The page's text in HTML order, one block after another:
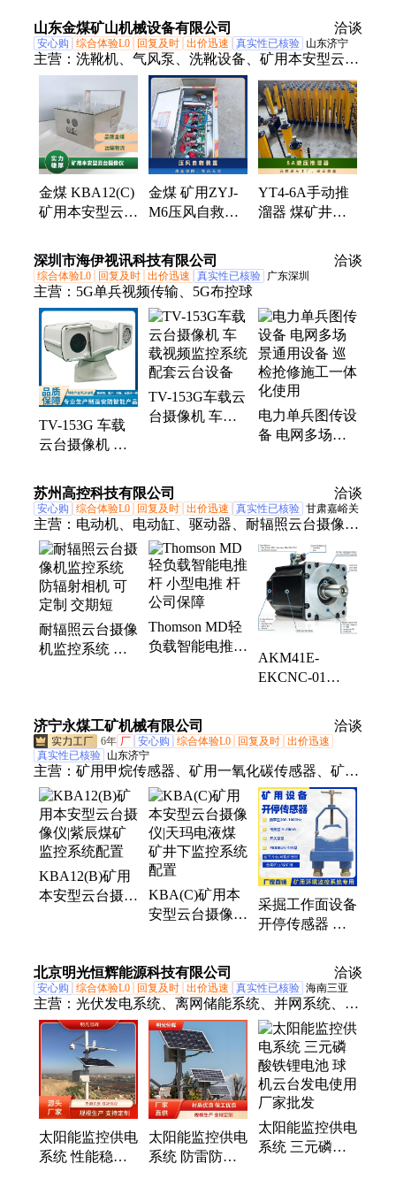
用低浓度甲烷传感器、煤矿用一氧化碳传感器
系统
源头厂家
KTC190.3(C)
山东金煤矿山机械设备有限公司 洽谈
安心购 综合体验L0 回复及时 出价迅速 真实性已核验 山东济宁
主营： 洗靴机、气风泵、洗靴设备、矿用本安型云台
摄像仪、矿用风泵控制器、自动排水控制器、避难硐
室、井下自动隔爆装置、乳化液泵、氢氧化钙(二氧
化碳吸附剂)、一氧化碳吸附剂(霍加拉特)、气幕喷淋
装置、干燥剂、轨道道口板、旧枕木、全液压坑到钻
机、相变材料
金煤 KBA12(C)
矿用本安型云台
下视频监控系统
金煤 矿用ZYJ-
M6压风自救装
水 救援设备
YT4-6A手动推
溜器 煤矿井下
输送机的推移
深圳市海伊视讯科技有限公司 洽谈
综合体验L0 回复及时 出价迅速 真实性已核验 广东深圳
主营： 5G单兵视频传输、5G布控球
TV-153G 车载
云台摄像机 智
系统设备
TV-153G车载云
台摄像机 车载
电力单兵图传设
备 电网多场景
苏州高控科技有限公司 洽谈
安心购 综合体验L0 回复及时 出价迅速 真实性已核验 甘肃嘉峪关
主营： 电动机、电动缸、驱动器、耐辐照云台摄像
机、elmo直流、无框电机、力矩电机、一区防爆、主
轴电机、音圈电机、低温电动、直流伺服、无齿槽电
机、行星减速机、机器人关节、防爆伺服电机、低温
伺服电机、效应伺服电机、辐射伺服电机、高速伺服
电机、环型中空直流、真空步进电机、辐射步进电机
耐辐照云台摄像
机监控系统 防
Thomson MD轻
负载智能电推杆
AKM41E-
EKCNC-01
ACCN2-01科尔
摩根伺服电机驱
济宁永煤工矿机械有限公司 洽谈
6年 厂 安心购 综合体验L0 回复及时 出价迅速
真实性已核验 山东济宁
主营： 矿用甲烷传感器、矿用一氧化碳传感器、矿用
风速传感器、云台摄像仪、矿用负压传感器、矿用二
氧化碳传感器、矿用温度传感器、矿用压力传感器、
矿用粉尘传感器、煤矿用甲烷传感器、煤矿用氧气传
感器、煤矿用一氧化碳传感器、矿用双向风速传感
器、矿用二氧化氮传感器、矿用风速风向传感器、矿
用红外二氧化碳传感器、矿用风量传感器、矿用氧气
传感器、矿用粉尘浓度传感器、煤矿用瓦斯传感器、
器、开停传感器、矿用温湿度传感器
KBA12(B)矿用
本安型云台摄像
KBA(C)矿用本
安型云台摄像
配置
采掘工作面设备
开停传感器 南
厂风机启停测量
标准
北京明光恒辉能源科技有限公司 洽谈
安心购 综合体验L0 回复及时 出价迅速 真实性已核验 海南三亚
主营： 光伏发电系统、离网储能系统、并网系统、风
光互补供电系统、离并网系统、太阳能供电系统、太
阳能监控供电系统
太阳能监控供电
系统 性能稳定
太阳能监控供电
系统 防雷防爆
太阳能监控供电
系统 三元磷酸